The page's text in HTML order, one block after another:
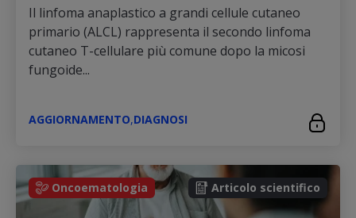
Il linfoma anaplastico a grandi cellule cutaneo
primario (ALCL) rappresenta il secondo linfoma
cutaneo T-cellulare più comune dopo la micosi
fungoide...
AGGIORNAMENTO,DIAGNOSI
Oncoematologia Articolo scientifico